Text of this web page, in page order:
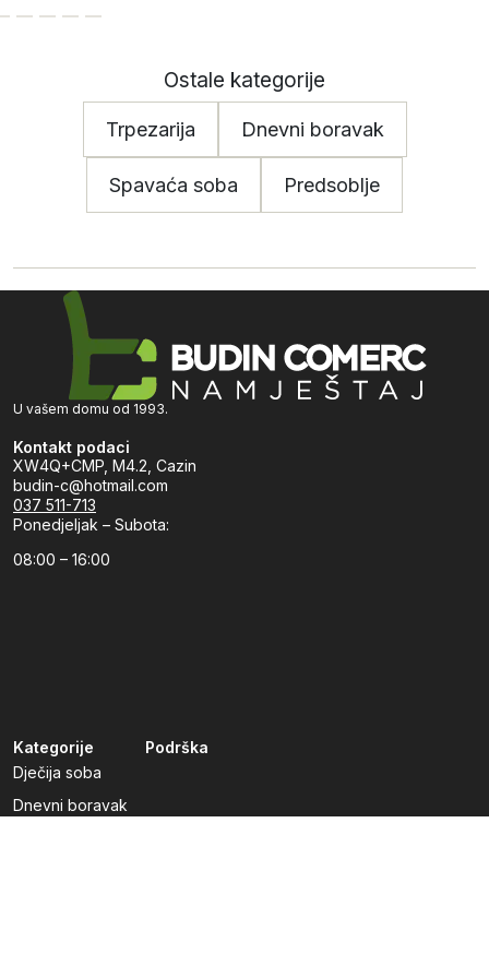
Ostale kategorije
Trpezarija Dnevni boravak
Spavaća soba Predsoblje
U vašem domu od 1993.
Kontakt podaci
XW4Q+CMP, M4.2, Cazin
budin-c@hotmail.com
037 511-713
Ponedjeljak – Subota:
08:00 – 16:00
Kategorije
Dječija soba
Dnevni boravak
Podrška